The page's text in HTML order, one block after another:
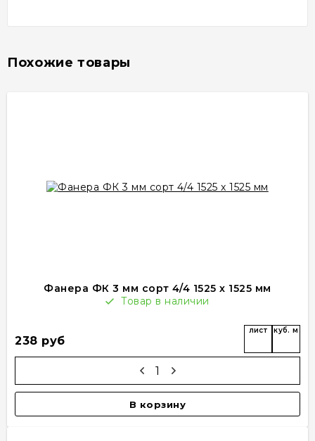
Похожие товары
Фанера ФК 3 мм сорт 4/4 1525 х 1525 мм
Товар в наличии
238 руб
лист куб. м
В корзину